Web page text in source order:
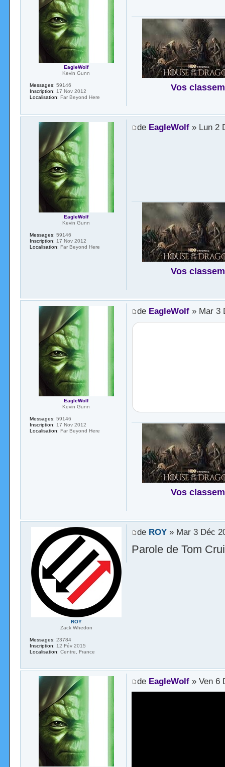
Vos
EagleWolf
Kevin Gunn
Messages: 59146
Inscription: 17 Nov 2012
Localisation: Far Beyond Here
de EagleWolf» Lun 2
Vos
EagleWolf
Kevin Gunn
Messages: 59146
Inscription: 17 Nov 2012
Localisation: Far Beyond Here
de EagleWolf» Mar 3
Vos
EagleWolf
Kevin Gunn
Messages: 59146
Inscription: 17 Nov 2012
Localisation: Far Beyond Here
de ROY» Mar 3 Déc
Parole de Tom
ROY
Zack Whedon
Messages: 23784
Inscription: 12 Fév 2015
Localisation: Centre, France
de EagleWolf» Ven 6